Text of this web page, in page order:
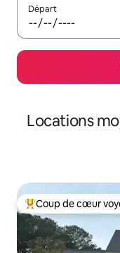
Départ
Locations
Coups de cœur
Coup de cœur